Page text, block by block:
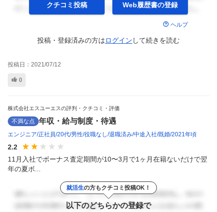
クチコミ投稿 Web履歴書の登録
ヘルプ
投稿・登録済みの方はログイン して続きを読む
投稿日： 2021/07/12
0
株式会社エスユーエスの評判・クチコミ・評価
不満な点 年収・給与制度・待遇
エンジニア 正社員 20代 男性 役職なし 退職済み 中途入社 既婚 2021年頃
2.2
11月入社でボーナス査定期間が10〜3月で1ヶ月在籍ないだけで翌
年の夏ボ...
就活生の方もクチコミ投稿OK！
以下のどちらかの登録で